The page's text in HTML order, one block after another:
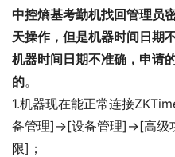
中控熵基考勤机找回管理员
天操作，但是机器时间日期
机器时间日期不准确，申请
的。
1.机器现在能正常连接
备管理]→[设备管理]→[高级
限]；